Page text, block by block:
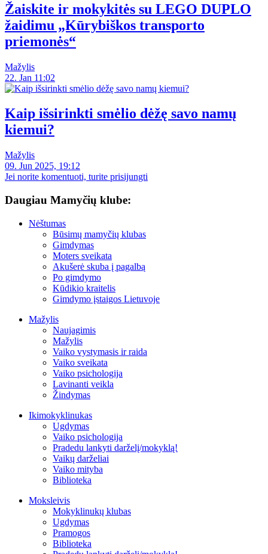
Žaiskite ir mokykitės su LEGO DUPLO
žaidimu „Kūrybiškos transporto
priemonės“
Mažylis
22. Jan 11:02
Kaip išsirinkti smėlio dėžę savo namų
kiemui?
Mažylis
09. Jun 2025, 19:12
Jei norite komentuoti, turite prisijungti
Daugiau Mamyčių klube:
Nėštumas
Būsimų mamyčių klubas
Gimdymas
Moters sveikata
Akušerė skuba į pagalbą
Po gimdymo
Kūdikio kraitelis
Gimdymo įstaigos Lietuvoje
Mažylis
Naujagimis
Mažylis
Vaiko vystymasis ir raida
Vaiko sveikata
Vaiko psichologija
Lavinanti veikla
Žindymas
Ikimokyklinukas
Ugdymas
Vaiko psichologija
Pradedu lankyti darželį/mokyklą!
Vaikų darželiai
Vaiko mityba
Biblioteka
Moksleivis
Mokyklinukų klubas
Ugdymas
Pramogos
Biblioteka